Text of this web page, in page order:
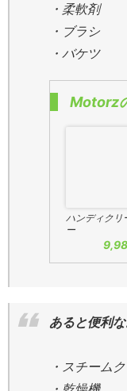
・柔軟剤
・ブラシ
・バケツ
Motorz
ハンディクリ
ー
あると便利
・スチーム